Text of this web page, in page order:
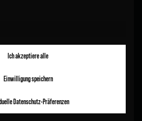
Ich akzeptiere alle
Einwilligung speichern
Datenschutz-Präferenzen